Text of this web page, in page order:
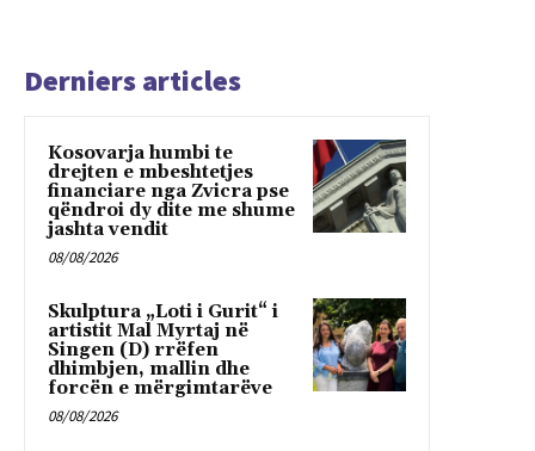
Derniers articles
Kosovarja humbi te
drejten e mbeshtetjes
financiare nga Zvicra pse
qëndroi dy dite me shume
jashta vendit
08/08/2026
Skulptura „Loti i Gurit“ i
artistit Mal Myrtaj në
Singen (D) rrëfen
dhimbjen, mallin dhe
forcën e mërgimtarëve
08/08/2026